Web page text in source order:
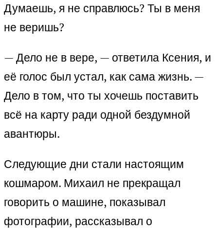
Думаешь, я не справлюсь? Ты в меня
не веришь?
— Дело не в вере, — ответила Ксения, и
её голос был устал, как сама жизнь. —
Дело в том, что ты хочешь поставить
всё на карту ради одной бездумной
авантюры.
Следующие дни стали настоящим
кошмаром. Михаил не прекращал
говорить о машине, показывал
фотографии, рассказывал о